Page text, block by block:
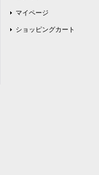
マイページ
ショッピングカート